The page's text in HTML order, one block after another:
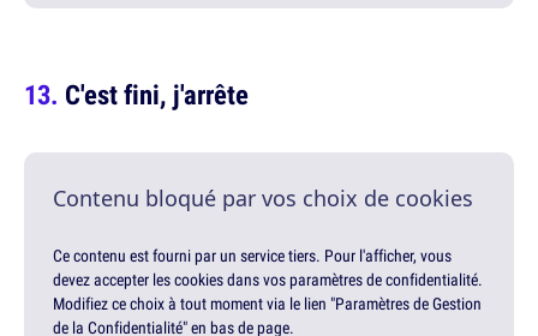
C'est fini, j'arrête
Contenu bloqué par vos choix de cookies
Ce contenu est fourni par un service tiers. Pour l'afficher, vous
devez accepter les cookies dans vos paramètres de confidentialité.
Modifiez ce choix à tout moment via le lien "Paramètres de Gestion
de la Confidentialité" en bas de page.